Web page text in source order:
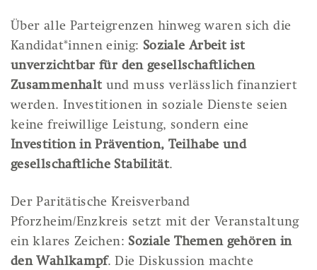
Über alle Parteigrenzen hinweg waren sich die
Kandidat*innen einig: Soziale Arbeit ist
unverzichtbar für den gesellschaftlichen
Zusammenhalt und muss verlässlich finanziert
werden. Investitionen in soziale Dienste seien
keine freiwillige Leistung, sondern eine
Investition in Prävention, Teilhabe und
gesellschaftliche Stabilität.
Der Paritätische Kreisverband
Pforzheim/Enzkreis setzt mit der Veranstaltung
ein klares Zeichen: Soziale Themen gehören in
den Wahlkampf. Die Diskussion machte